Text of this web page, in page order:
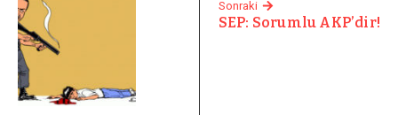
Sonraki
SEP: Sorumlu AKP’dir!